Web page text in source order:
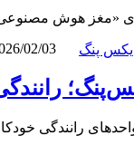
«مغز هوش
02/03
رانندگی